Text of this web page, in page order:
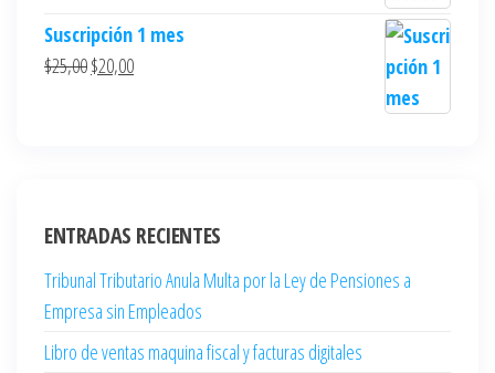
Suscripción 1 mes
$25,00$20,00
ENTRADAS RECIENTES
Tribunal Tributario Anula Multa por la Ley de Pensiones a
Empresa sin Empleados
Libro de ventas maquina fiscal y facturas digitales